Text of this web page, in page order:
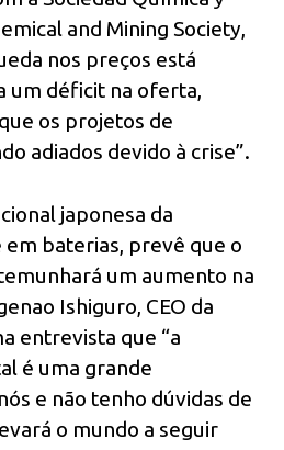
and Mining Society,
nos preços está
um déficit na oferta,
os projetos de
adiados devido à crise”.
japonesa da
baterias, prevê que o
um aumento na
Ishiguro, CEO da
entrevista que “a
é uma grande
e não tenho dúvidas de
o mundo a seguir